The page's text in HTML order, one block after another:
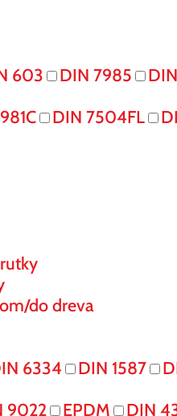
603 DIN 7985
DIN 7504FL
do dreva
6334 DIN 1587
9022 EPDM
DIN